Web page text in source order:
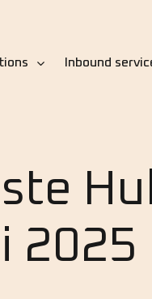
Inbound
2025